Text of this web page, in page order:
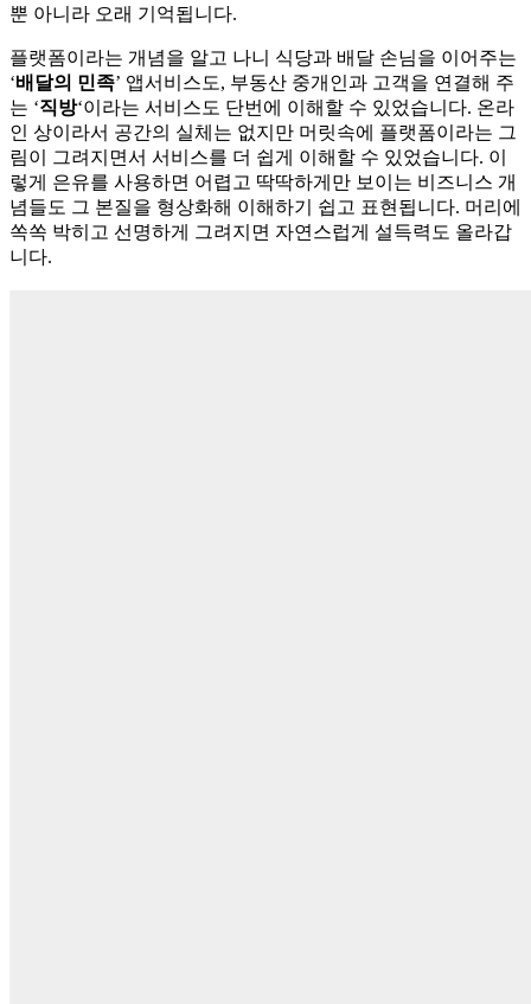
뿐 아니라 오래 기억됩니다.
플랫폼이라는 개념을 알고 나니 식당과 배달 손님을 이어주는
‘배달의 민족’ 앱서비스도, 부동산 중개인과 고객을 연결해 주
는 ‘직방‘이라는 서비스도 단번에 이해할 수 있었습니다. 온라
인 상이라서 공간의 실체는 없지만 머릿속에 플랫폼이라는 그
림이 그려지면서 서비스를 더 쉽게 이해할 수 있었습니다. 이
렇게 은유를 사용하면 어렵고 딱딱하게만 보이는 비즈니스 개
념들도 그 본질을 형상화해 이해하기 쉽고 표현됩니다. 머리에
쏙쏙 박히고 선명하게 그려지면 자연스럽게 설득력도 올라갑
니다.